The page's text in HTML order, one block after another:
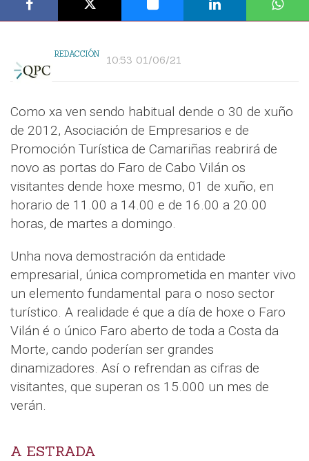
REDACCIÓN 10:53 01/06/21
Como xa ven sendo habitual dende o 30 de xuño
de 2012, Asociación de Empresarios e de
Promoción Turística de Camariñas reabrirá de
novo as portas do Faro de Cabo Vilán os
visitantes dende hoxe mesmo, 01 de xuño, en
horario de 11.00 a 14.00 e de 16.00 a 20.00
horas, de martes a domingo.
Unha nova demostración da entidade
empresarial, única comprometida en manter vivo
un elemento fundamental para o noso sector
turístico. A realidade é que a día de hoxe o Faro
Vilán é o único Faro aberto de toda a Costa da
Morte, cando poderían ser grandes
dinamizadores. Así o refrendan as cifras de
visitantes, que superan os 15.000 un mes de
verán.
A ESTRADA